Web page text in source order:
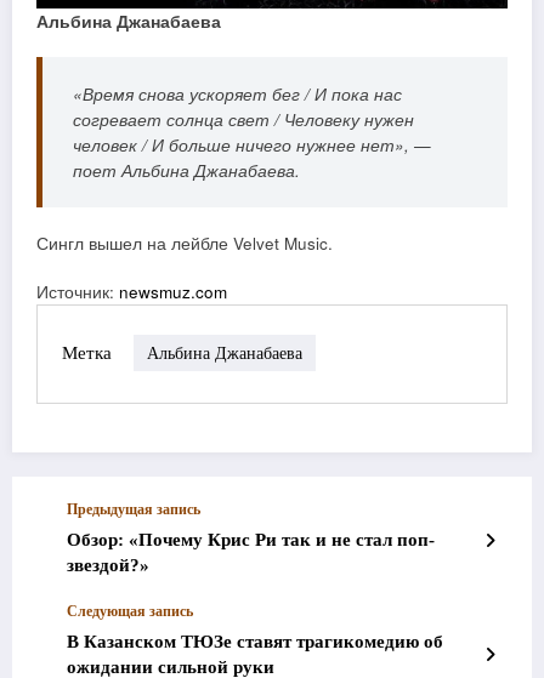
Альбина Джанабаева
«Время снова ускоряет бег / И пока нас
согревает солнца свет / Человеку нужен
человек / И больше ничего нужнее нет», —
поет Альбина Джанабаева.
Сингл вышел на лейбле Velvet Music.
Источник: newsmuz.com
Метка Альбина Джанабаева
Предыдущая запись
Обзор: «Почему Крис Ри так и не стал поп-
звездой?»
Следующая запись
В Казанском ТЮЗе ставят трагикомедию об
ожидании сильной руки